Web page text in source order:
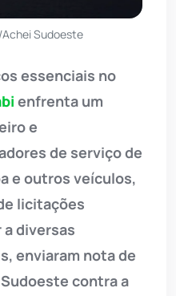
Sudoeste
essenciais no
enfrenta um
e
de serviço de
e outros veículos,
licitações
diversas
enviaram nota de
contra a